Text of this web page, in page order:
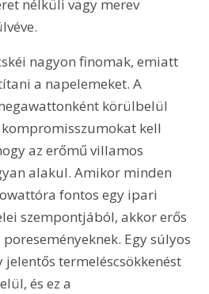
nélküli vagy merev
nagyon finomak, emiatt
a napelemeket. A
körülbelül
kell
az erőmű villamos
alakul. Amikor minden
fontos egy ipari
szempontjából, akkor erős
Egy súlyos
termeléscsökkenést
és ez a